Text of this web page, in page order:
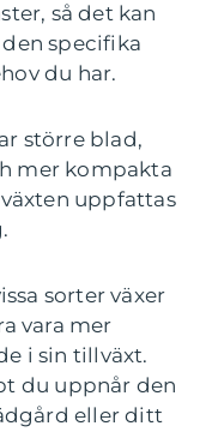
så det kan
specifika
du har.
större blad,
mer kompakta
uppfattas
sorter växer
vara mer
i sin tillväxt.
du uppnår den
eller ditt